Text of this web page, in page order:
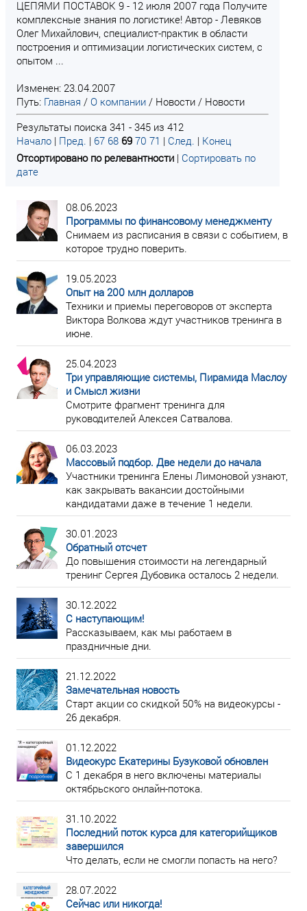
ЦЕПЯМИ ПОСТАВОК 9 - 12 июля 2007 года Получите
комплексные знания по логистике! Автор - Левяков
Олег Михайлович, специалист-практик в области
построения и оптимизации логистических систем, с
опытом ...
Изменен: 23.04.2007
Путь: Главная / О компании / Новости / Новости
Результаты поиска 341 - 345 из 412
Начало | Пред. | 67 68 69 70 71 | След. | Конец
Отсортировано по релевантности | Сортировать по
дате
08.06.2023
Программы по финансовому менеджменту
Снимаем из расписания в связи с событием, в
которое трудно поверить.
19.05.2023
Опыт на 200 млн долларов
Техники и приемы переговоров от эксперта
Виктора Волкова ждут участников тренинга в
июне.
25.04.2023
Три управляющие системы, Пирамида Маслоу
и Смысл жизни
Смотрите фрагмент тренинга для
руководителей Алексея Сатвалова.
06.03.2023
Массовый подбор. Две недели до начала
Участники тренинга Елены Лимоновой узнают,
как закрывать вакансии достойными
кандидатами даже в течение 1 недели.
30.01.2023
Обратный отсчет
До повышения стоимости на легендарный
тренинг Сергея Дубовика осталось 2 недели.
30.12.2022
С наступающим!
Рассказываем, как мы работаем в
праздничные дни.
21.12.2022
Замечательная новость
Старт акции со скидкой 50% на видеокурсы -
26 декабря.
01.12.2022
Видеокурс Екатерины Бузуковой обновлен
С 1 декабря в него включены материалы
октябрьского онлайн-потока.
31.10.2022
Последний поток курса для категорийщиков
завершился
Что делать, если не смогли попасть на него?
28.07.2022
Сейчас или никогда!